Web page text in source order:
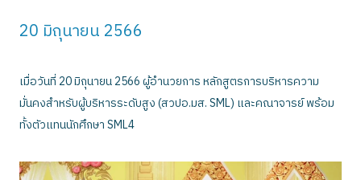
20 มิถุนายน 2566
เมื่อวันที่ 20 มิถุนายน 2566 ผู้อำนวยการ หลักสูตรการบริหารความ
มั่นคงสำหรับผู้บริหารระดับสูง (สวปอ.มส. SML) และคณาจารย์ พร้อม
ทั้งตัวแทนนักศึกษา SML4